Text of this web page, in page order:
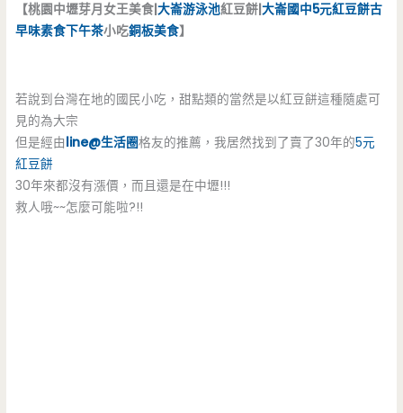
【桃園中壢芽月女王美食|大崙游泳池紅豆餅|大崙國中5元紅豆餅古
早味素食下午茶小吃銅板美食】
若說到台灣在地的國民小吃，甜點類的當然是以紅豆餅這種隨處可
見的為大宗
但是經由line@生活圈格友的推薦，我居然找到了賣了30年的5元
紅豆餅
30年來都沒有漲價，而且還是在中壢!!!
救人哦~~怎麼可能啦?!!